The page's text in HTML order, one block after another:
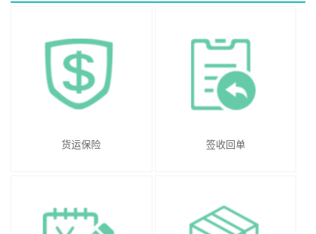
货运保险 签收回单